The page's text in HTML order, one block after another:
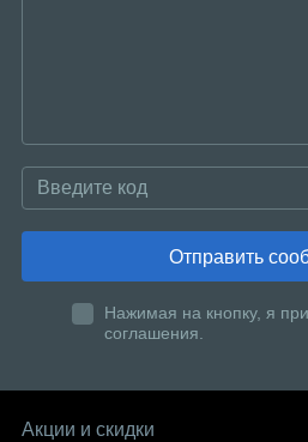
Отправить
Нажимая на кнопку, я
соглашения.
Акции и скидки